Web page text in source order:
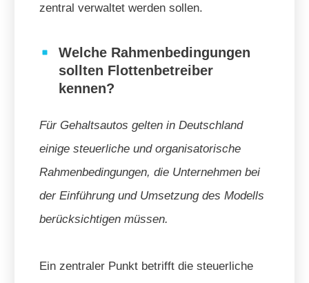
zentral verwaltet werden sollen.
Welche Rahmenbedingungen
sollten Flottenbetreiber
kennen?
Für Gehaltsautos gelten in Deutschland
einige steuerliche und organisatorische
Rahmenbedingungen, die Unternehmen bei
der Einführung und Umsetzung des Modells
berücksichtigen müssen.
Ein zentraler Punkt betrifft die steuerliche